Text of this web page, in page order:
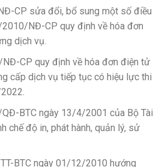
CP sửa đổi, bổ sung một số điều
NĐ-CP quy định về hóa đơn
dịch vụ.
CP quy định về hóa đơn điện tử
cấp dịch vụ tiếp tục có hiệu lực thi
BTC ngày 13/4/2001 của Bộ Tài
chế độ in, phát hành, quản lý, sử
BTC ngày 01/12/2010 hướng